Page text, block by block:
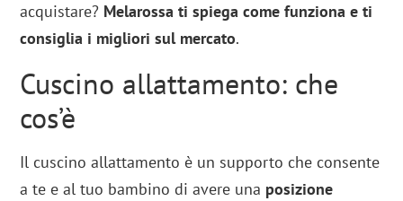
acquistare? Melarossa ti spiega come funziona e ti
consiglia i migliori sul mercato.
Cuscino allattamento: che
cos’è
Il cuscino allattamento è un supporto che consente
a te e al tuo bambino di avere una posizione